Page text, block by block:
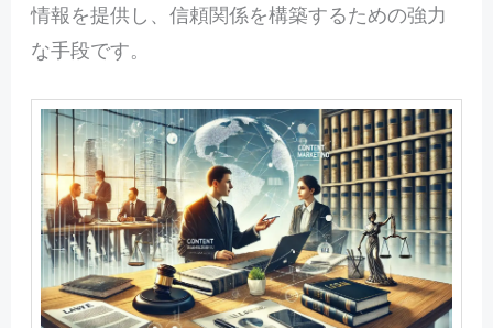
情報を提供し、信頼関係を構築するための強力
な手段です。